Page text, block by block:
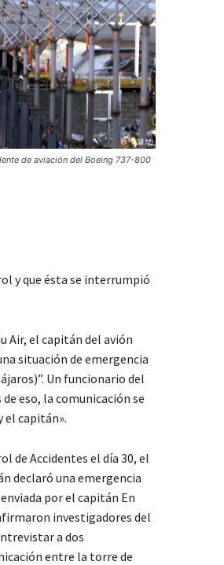
de aviación del Boeing 737-800
y que ésta se interrumpió
Air, el capitán del avión
situación de emergencia
Un funcionario del
eso, la comunicación se
capitán».
de Accidentes el día 30, el
declaró una emergencia
por el capitán En
investigadores del
a dos
entre la torre de